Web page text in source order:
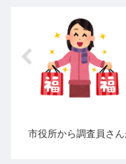
市役所から調査員さ